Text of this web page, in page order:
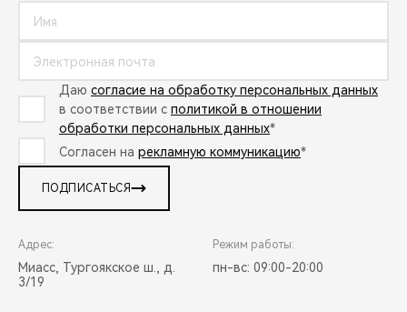
Даю согласие на обработку персональных данных
в соответствии с политикой в отношении
обработки персональных данных*
Согласен на рекламную коммуникацию*
ПОДПИСАТЬСЯ
Адрес:
Миасс, Тургоякское ш., д.
3/19
Режим работы:
пн-вс: 09:00-20:00